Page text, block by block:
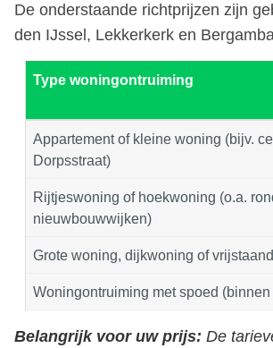
De onderstaande richtprijzen zijn
den IJssel, Lekkerkerk en
Type woningontruiming
Appartement of kleine woning (bijv.
Dorpsstraat)
Rijtjeswoning of hoekwoning (o.a.
nieuwbouwwijken)
Grote woning, dijkwoning of
Woningontruiming met spoed
Belangrijk voor uw prijs: De